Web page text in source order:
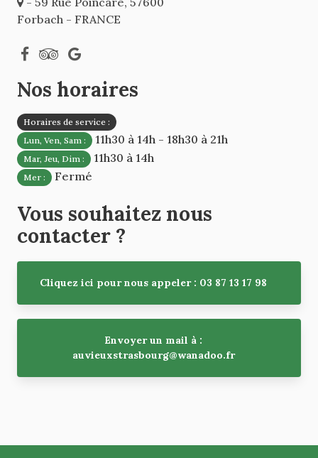
Forbach - FRANCE
Nos horaires
Horaires de service :
Lun, Ven, Sam :
11h30 à 14h - 18h30 à 21h
Mar, Jeu, Dim : 11h30 à 14h
Mer : Fermé
Vous souhaitez nous
contacter ?
Cliquez ici pour nous appeler : 03 87 13 17 98
Envoyer un mail à :
auvieuxstrasbourg@wanadoo.fr